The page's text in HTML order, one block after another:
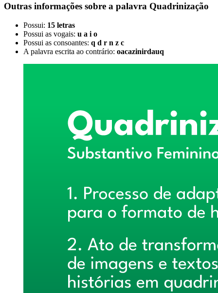
Outras informações sobre a palavra Quadrinização
Possui: 15 letras
Possui as vogais: u a i o
Possui as consoantes: q d r n z c
A palavra escrita ao contrário: oacazinirdauq